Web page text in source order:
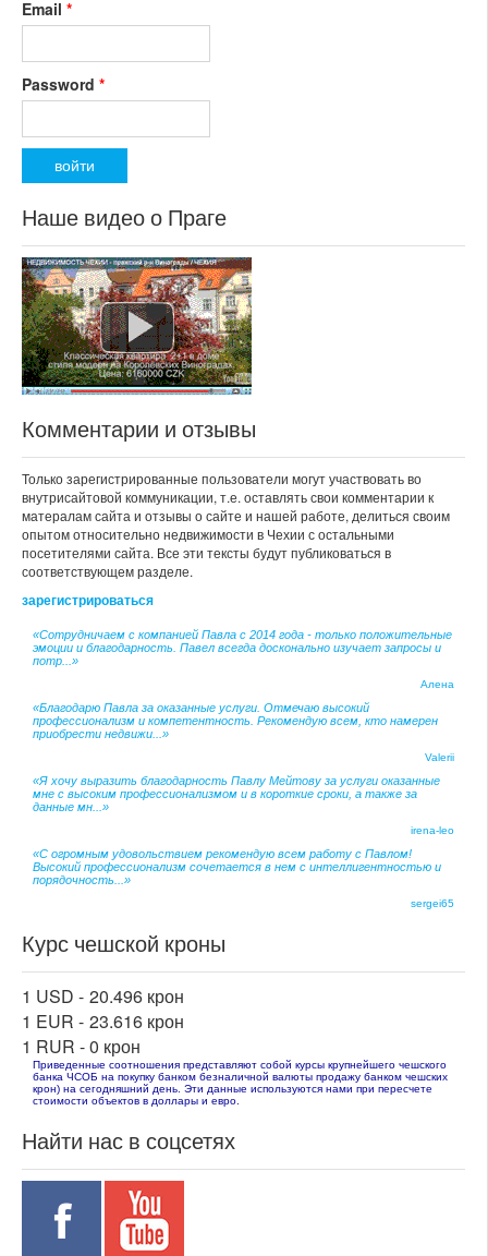
Email *
Password *
Наше видео о Праге
Комментарии и отзывы
Только зарегистрированные пользователи могут участвовать во
внутрисайтовой коммуникации, т.е. оставлять свои комментарии к
матералам сайта и отзывы о сайте и нашей работе, делиться своим
опытом относительно недвижимости в Чехии с остальными
посетителями сайта. Все эти тексты будут публиковаться в
соответствующем разделе.
зарегистрироваться
«Сотрудничаем с компанией Павла с 2014 года - только положительные
эмоции и благодарность. Павел всегда досконально изучает запросы и
потр...»
Алена
«Благодарю Павла за оказанные услуги. Отмечаю высокий
профессионализм и компетентность. Рекомендую всем, кто намерен
приобрести недвижи...»
Valerii
«Я хочу выразить благодарность Павлу Мейтову за услуги оказанные
мне с высоким профессионализмом и в короткие сроки, а также за
данные мн...»
irena-leo
«С огромным удовольствием рекомендую всем работу с Павлом!
Высокий профессионализм сочетается в нем с интеллигентностью и
порядочность...»
sergei65
Курс чешской кроны
1 USD - 20.496 крон
1 EUR - 23.616 крон
1 RUR -0 крон
Приведенные соотношения представляют собой курсы крупнейшего чешского
банка ЧСОБ на покупку банком безналичной валюты продажу банком чешских
крон) на сегодняшний день. Эти данные используются нами при пересчете
стоимости объектов в доллары и евро.
Найти нас в соцсетях